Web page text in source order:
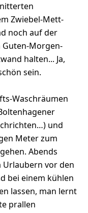
Zwiebel-Mett-
noch auf der
Guten-Morgen-
halten... Ja,
sein.
Waschräumen
und
Meter zum
Abends
vor den
bei einem kühlen
lassen, man lernt
prallen